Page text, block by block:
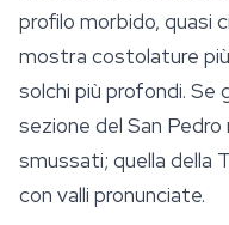
profilo morbido, quasi
mostra costolature
solchi più profondi. Se
sezione del San
smussati; quella della
con valli pronunciate.